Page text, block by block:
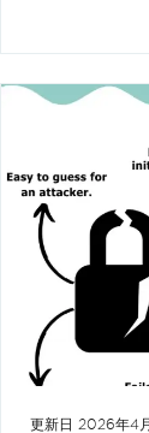
更新日 2026年4